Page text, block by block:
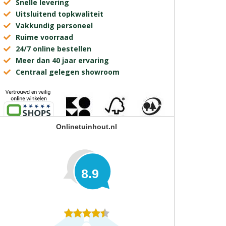
Snelle levering
Uitsluitend topkwaliteit
Vakkundig personeel
Ruime voorraad
24/7 online bestellen
Meer dan 40 jaar ervaring
Centraal gelegen showroom
Onlinetuinhout.nl
8.9